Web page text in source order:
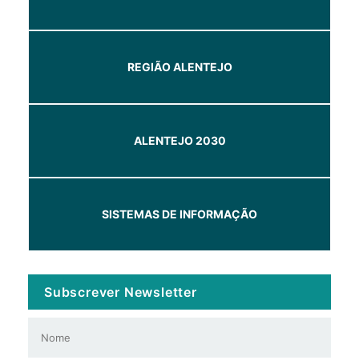
REGIÃO ALENTEJO
ALENTEJO 2030
SISTEMAS DE INFORMAÇÃO
Subscrever Newsletter